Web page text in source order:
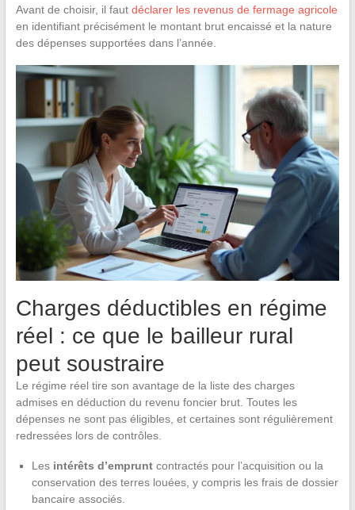
Avant de choisir, il faut déclarer les revenus de fermage agricole
en identifiant précisément le montant brut encaissé et la nature
des dépenses supportées dans l’année.
Charges déductibles en régime
réel : ce que le bailleur rural
peut soustraire
Le régime réel tire son avantage de la liste des charges
admises en déduction du revenu foncier brut. Toutes les
dépenses ne sont pas éligibles, et certaines sont régulièrement
redressées lors de contrôles.
Les intérêts d’empruntcontractés pour l’acquisition ou la
conservation des terres louées, y compris les frais de dossier
bancaire associés.